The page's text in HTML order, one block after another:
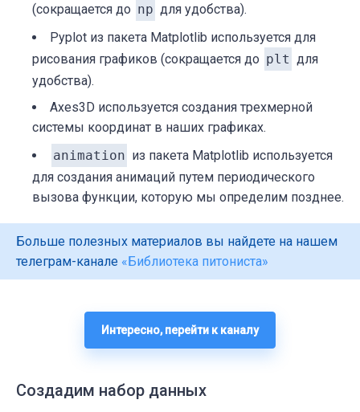
(сокращается до np для удобства).
Pyplot из пакета Matplotlib используется для
рисования графиков (сокращается до plt для
удобства).
Axes3D используется создания трехмерной
системы координат в наших графиках.
animation из пакета Matplotlib используется
для создания анимаций путем периодического
вызова функции, которую мы определим позднее.
Больше полезных материалов вы найдете на нашем
телеграм-канале «Библиотека питониста»
Интересно, перейти к каналу
Создадим набор данных